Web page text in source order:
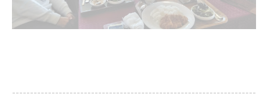
--------------------------------------------------------------------